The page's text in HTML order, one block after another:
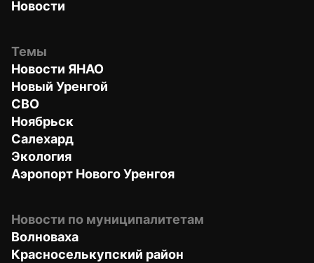
Новости
Темы
Новости ЯНАО
Новый Уренгой
СВО
Ноябрьск
Салехард
Экология
Аэропорт Нового Уренгоя
Новости по муниципалитетам
Волноваха
Красноселькупский район